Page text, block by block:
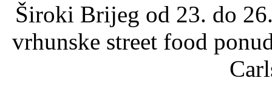
Široki Brijeg od 23. do
vrhunske street food